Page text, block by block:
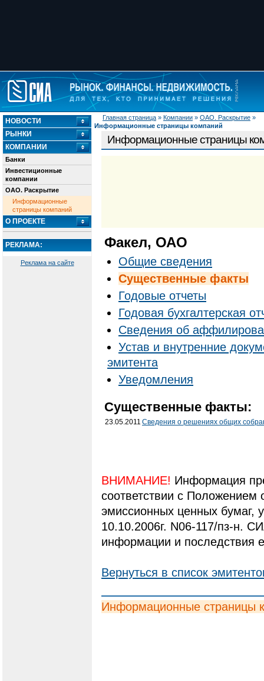
Главная страница » Компании » ОАО. Раскрытие »
Информационные страницы компаний
НОВОСТИ
РЫНКИ
КОМПАНИИ
Банки
Инвестиционные
компании
ОАО. Раскрытие
Информационные
страницы компаний
О ПРОЕКТЕ
РЕКЛАМА:
Реклама на сайте
Информационные страницы
Факел, ОАО
Общие сведения
Существенные факты
Годовые отчеты
Годовая бухгалтерская
Cведения об
Устав и внутренние
эмитента
Уведомления
Существенные факты:
23.05.2011 Сведения о решениях общих
ВНИМАНИЕ! Информация
соответствии с
эмиссионных ценных
10.10.2006г. N06-117/пз-н.
информации и последствия
Вернуться в список
Информационные страницы